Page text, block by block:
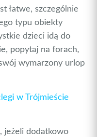
łatwe, szczególnie
typu obiekty
dzieci idą do
popytaj na forach,
wymarzony urlop
w Trójmieście
jeżeli dodatkowo